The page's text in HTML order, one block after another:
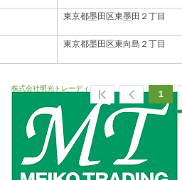
東京都墨田区東墨田２丁目
東京都墨田区東向島２丁目
1
株式会社明光トレーディング